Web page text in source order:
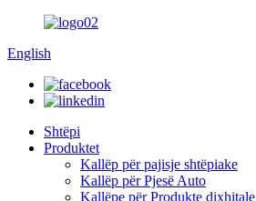
English
Shtëpi
Produktet
Kallëp për pajisje shtëpiake
Kallëp për Pjesë Auto
Kallëpe për Produkte dixhitale